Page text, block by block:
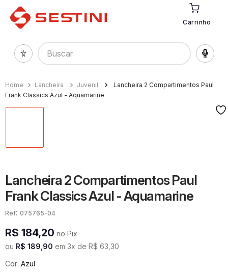
Carrinho
Buscar
Lancheira Juvenil
Lancheira 2 Compartimentos Paul
Frank Classics Azul - Aquamarine
Lancheira 2 Compartimentos Paul
Frank Classics Azul - Aquamarine
: 075765-04
R$ 184,20 no Pix
ou R$ 189 90 em 3x de R$ 63 30
Cor: Azul